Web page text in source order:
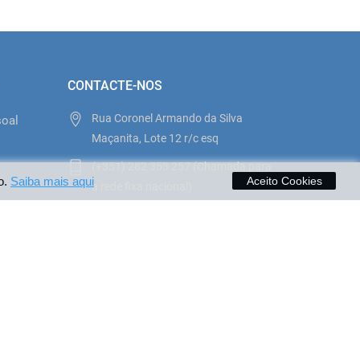
Saiba mais aqui Aceito Cookies
CONTACTE-NOS
Rua Coronel Armando da Silva
Maçanita, Lote 12 r/c esq
(+351) 282 353 257 (Chamada para
a rede fixa nacional)